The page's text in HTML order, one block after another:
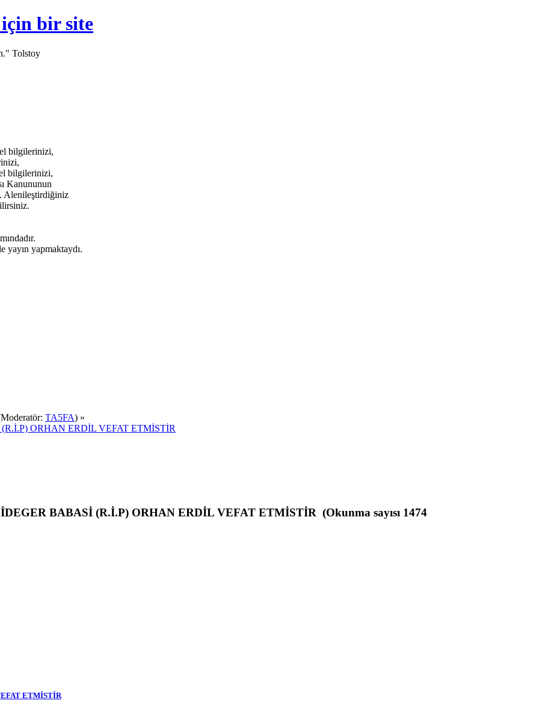
bir site
Tolstoy
bilgilerinizi,
bilgilerinizi,
Kanununun
Alenileştirdiğiniz
yapmaktaydı.
TA5FA) »
ORHAN ERDİL VEFAT ETMİSTİR
BABASİ (R.İ.P) ORHAN ERDİL VEFAT ETMİSTİR (Okunma sayısı 1474
ETMİSTİR